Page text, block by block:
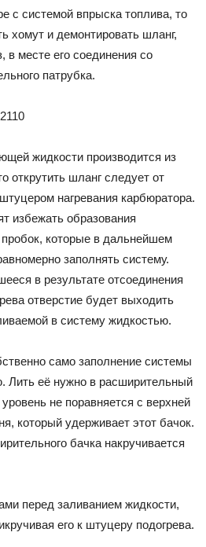
с системой впрыска топлива, то
хомут и демонтировать шланг,
в месте его соединения со
патрубка.
жидкости производится из
открутить шланг следует от
нагревания карбюратора.
избежать образования
которые в дальнейшем
заполнять систему.
в результате отсоединения
отверстие будет выходить
в систему жидкостью.
само заполнение системы
её нужно в расширительный
не поравняется с верхней
который удерживает этот бачок.
бачка накручивается
перед заливанием жидкости,
его к штуцеру подогрева.